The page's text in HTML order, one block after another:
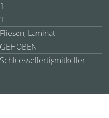
1
1
Fliesen, Laminat
GEHOBEN
Schluesselfertigmitkeller